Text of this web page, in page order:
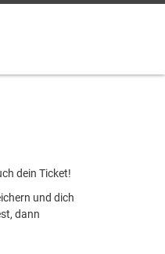
dein Ticket!
und dich
dann